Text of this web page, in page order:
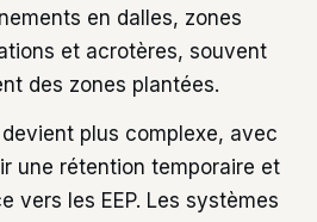
en dalles, zones
et acrotères, souvent
des zones plantées.
devient plus complexe, avec
une rétention temporaire et
vers les EEP. Les systèmes